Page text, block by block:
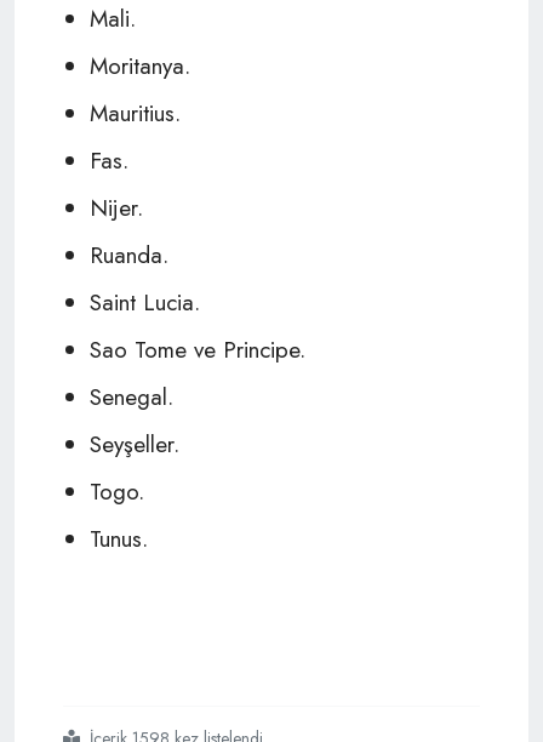
Mali.
Moritanya.
Mauritius.
Fas.
Nijer.
Ruanda.
Saint Lucia.
Sao Tome ve Principe.
Senegal.
Seyşeller.
Togo.
Tunus.